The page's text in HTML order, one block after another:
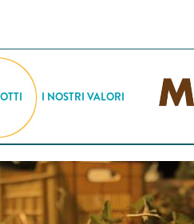
I NOSTRI VALORI